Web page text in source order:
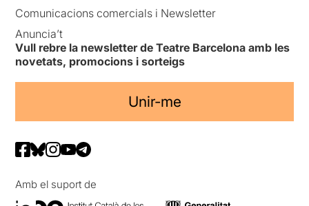
Comunicacions comercials i Newsletter
Anuncia’t
Vull rebre la newsletter de Teatre Barcelona amb les
novetats, promocions i sorteigs
Unir-me
Amb el suport de